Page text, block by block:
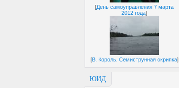
[День самоуправления 7 марта
2012 года]
[В. Король. Семиструнная скрипка]
ЮИД